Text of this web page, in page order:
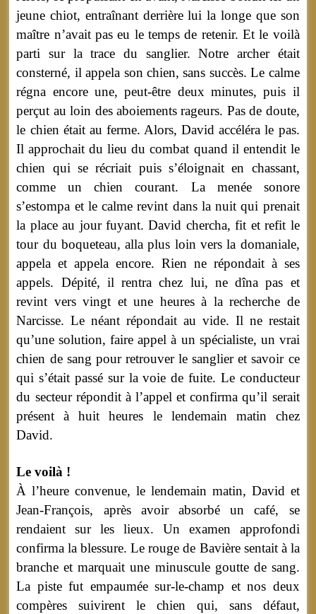
jeune chiot, entraînant derrière lui la longe que son
maître n’avait pas eu le temps de retenir. Et le voilà
parti sur la trace du sanglier. Notre archer était
consterné, il appela son chien, sans succès. Le calme
régna encore une, peut-être deux minutes, puis il
perçut au loin des aboiements rageurs. Pas de doute,
le chien était au ferme. Alors, David accéléra le pas.
Il approchait du lieu du combat quand il entendit le
chien qui se récriait puis s’éloignait en chassant,
comme un chien courant. La menée sonore
s’estompa et le calme revint dans la nuit qui prenait
la place au jour fuyant. David chercha, fit et refit le
tour du boqueteau, alla plus loin vers la domaniale,
appela et appela encore. Rien ne répondait à ses
appels. Dépité, il rentra chez lui, ne dîna pas et
revint vers vingt et une heures à la recherche de
Narcisse. Le néant répondait au vide. Il ne restait
qu’une solution, faire appel à un spécialiste, un vrai
chien de sang pour retrouver le sanglier et savoir ce
qui s’était passé sur la voie de fuite. Le conducteur
du secteur répondit à l’appel et confirma qu’il serait
présent à huit heures le lendemain matin chez
David.
Le voilà !
À l’heure convenue, le lendemain matin, David et
Jean-François, après avoir absorbé un café, se
rendaient sur les lieux. Un examen approfondi
confirma la blessure. Le rouge de Bavière sentait à la
branche et marquait une minuscule goutte de sang.
La piste fut empaumée sur-le-champ et nos deux
compères suivirent le chien qui, sans défaut,